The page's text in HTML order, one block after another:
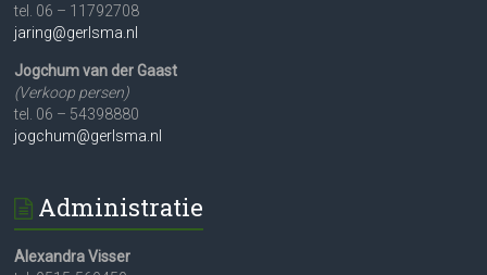
tel. 06 – 11792708
jaring@gerlsma.nl
Jogchum van der Gaast
(Verkoop persen)
tel. 06 – 54398880
jogchum@gerlsma.nl
Administratie
Alexandra Visser